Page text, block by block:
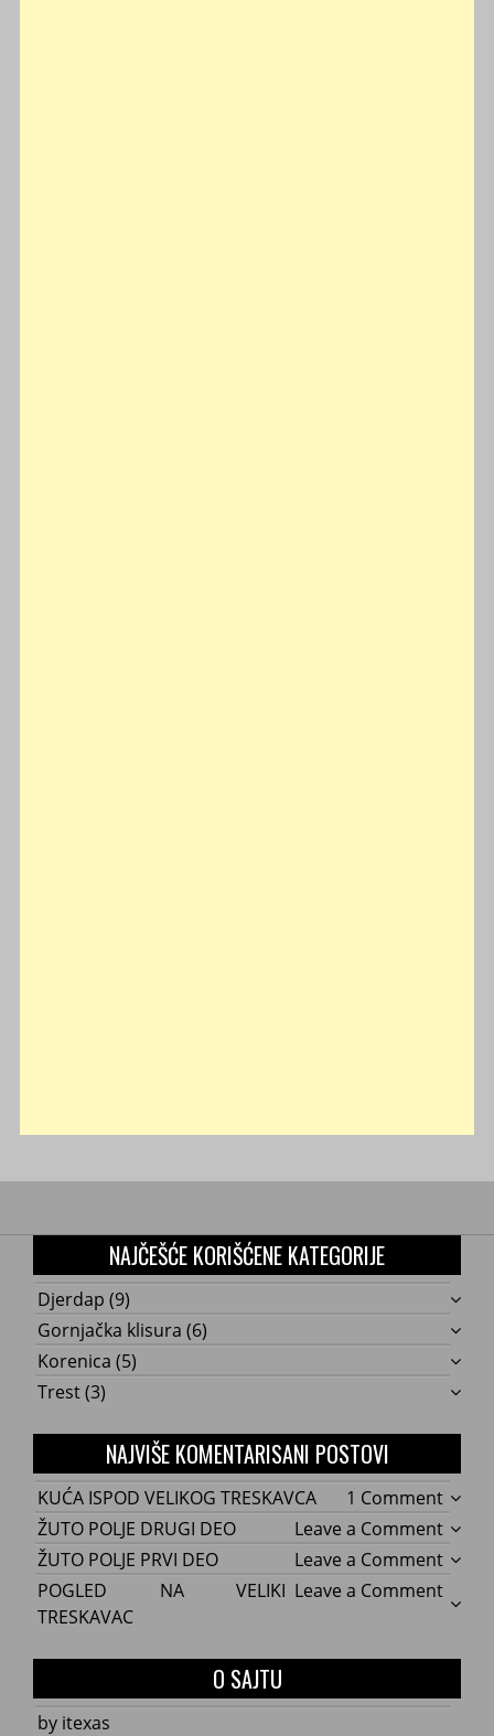
NAJČEŠĆE KORIŠĆENE KATEGORIJE
Djerdap (9)
Gornjačka klisura (6)
Korenica (5)
Trest(3)
NAJVIŠE KOMENTARISANI POSTOVI
1 Commenton
KUĆA
ISPOD
KUĆA ISPOD VELIKOG TRESKAVCA
Leave a Commenton
ŽUTO
POLJE
ŽUTO POLJE DRUGI DEO
Leave a Commenton
ŽUTO
POLJE
DEO
ŽUTO POLJE PRVI DEO
Leave a Commenton
POGLED NA VELIKI
TRESKAVAC
O SAJTU
by itexas